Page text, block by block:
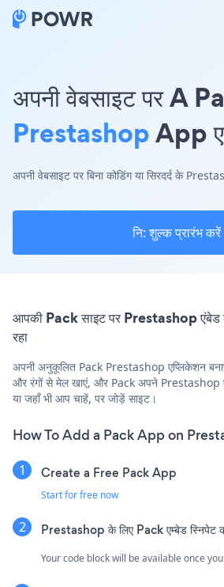
अपनी वेबसाइट पर A
PrestashopApp
अपनी वेबसाइट पर बिना कोडिंग या सिरदर्द के
नि: शुल्क प्रारंभ करें
आपकी Pack साइट पर Prestashop एंबेड
रहा
अपनी अनुकूलित Pack Prestashop एप्लिकेशन
और रंगों से मेल खाएं, और Pack अपने Prestashop
या जहाँ भी आप चाहें, पर जोड़ें साइट।
How To Add a Pack App on
Create a Free Pack App
Start for free now
Prestashop के लिए Pack एम्बेड स्निपेट
Your code block will be available once